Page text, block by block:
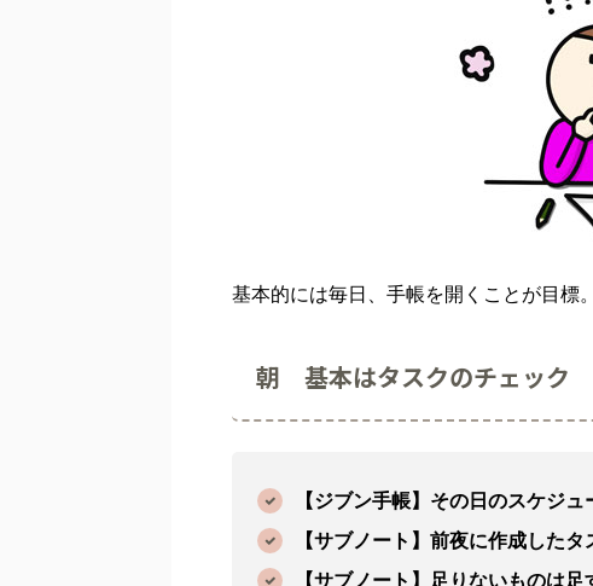
基本的には毎日、手帳を開くことが目標
朝 基本はタスクのチェック
【ジブン手帳】その日のスケジュ
【サブノート】前夜に作成した
【サブノート】足りないものは